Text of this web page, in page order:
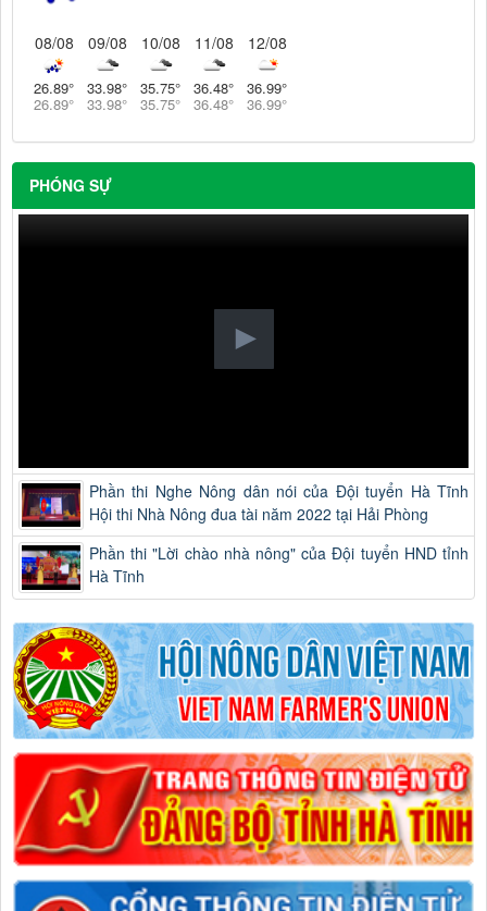
08/08
26.89°
26.89°
09/08
33.98°
33.98°
10/08
35.75°
35.75°
11/08
36.48°
36.48°
12/08
36.99°
36.99°
PHÓNG SỰ
Phần thi Nghe Nông dân nói của Đội tuyển Hà Tĩnh
Hội thi Nhà Nông đua tài năm 2022 tại Hải Phòng
Phần thi "Lời chào nhà nông" của Đội tuyển HND tỉnh
Hà Tĩnh